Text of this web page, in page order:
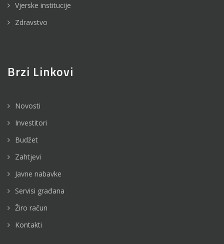
Vjerske institucije
Zdravstvo
Brzi Linkovi
Novosti
Investitori
Budžet
Zahtjevi
Javne nabavke
Servisi građana
Žiro račun
Kontakti